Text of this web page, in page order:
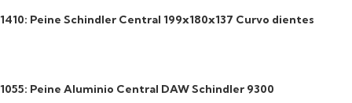
1410: Peine Schindler Central 199x180x137 Curvo dientes
1055: Peine Aluminio Central DAW Schindler 9300